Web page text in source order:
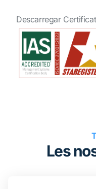
Descarregar
Les